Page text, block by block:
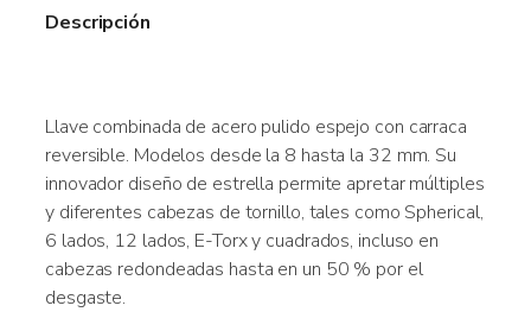
Descripción
Llave combinada de acero pulido espejo con carraca
reversible. Modelos desde la 8 hasta la 32 mm. Su
innovador diseño de estrella permite apretar múltiples
y diferentes cabezas de tornillo, tales como Spherical,
6 lados, 12 lados, E-Torx y cuadrados, incluso en
cabezas redondeadas hasta en un 50 % por el
desgaste.